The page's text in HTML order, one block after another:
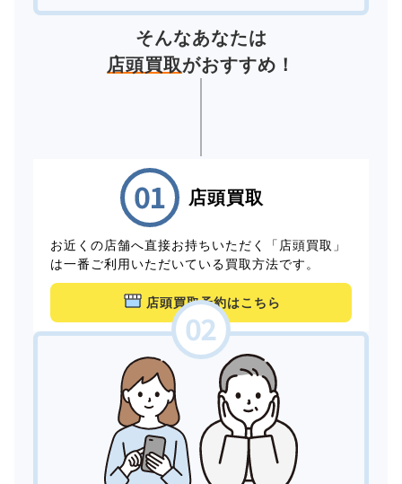
そんなあなたは
店頭買取がおすすめ！
店頭買取
お近くの店舗へ直接お持ちいただく「店頭買取」
は一番ご利用いただいている買取方法です。
店頭買取予約はこちら